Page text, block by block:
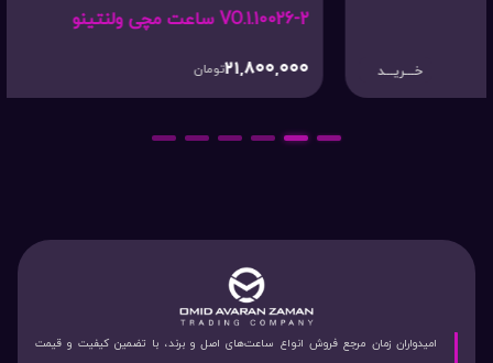
21,800,000
1
2
3
4
5
امیدواران زمان مرجع فروش انواع ساعت‌های اصل و برند، با تضمین کیفیت و قیمت